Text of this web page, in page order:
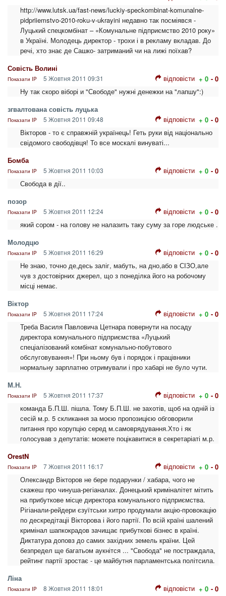
http://www.lutsk.ua/fast-news/luckiy-speckombinat-komunalne-
pidpriiemstvo-2010-roku-v-ukrayini недавно так посміявся -
Луцький спецкомбінат – «Комунальне підприємство 2010 року»
в Україні. Молодець директор - трохи і в рекламу вкладав. До
речі, хто знає де Сашко- затриманий чи на лижі поїхав?
Совість Волині
Показати IP 5 Жовтня 2011 09:31 відповісти + 0 - 0
Ну так скоро віборі и "Свободе" нужні денежки на "лапшу":)
згвалтована совість луцька
Показати IP 5 Жовтня 2011 09:48 відповісти + 0 - 0
Вікторов - то є справжній українець! Геть руки від національно
свідомого свободівця! То все москалі винуваті...
Бомба
Показати IP 5 Жовтня 2011 10:03 відповісти + 0 - 0
Свобода в дії..
позор
Показати IP 5 Жовтня 2011 12:24 відповісти + 0 - 0
який сором - на голову не налазить таку суму за горе людське .
Молодцю
Показати IP 5 Жовтня 2011 16:29 відповісти + 0 - 0
Не знаю, точно де,десь заліг, мабуть, на дно,або в СІЗО,але
чув з достовірних джерел, що з понеділка його на робочому
місці немає.
Віктор
Показати IP 5 Жовтня 2011 17:24 відповісти + 0 - 0
Треба Василя Павловича Цетнара повернути на посаду
директора комунального підприємства «Луцький
спеціалізований комбінат комунально-побутового
обслуговування»! При ньому був і порядок і працівники
нормальну зарплатню отримували і про хабарі не було чути.
М.Н.
Показати IP 5 Жовтня 2011 17:37 відповісти + 0 - 0
команда Б.П.Ш. пішла. Тому Б.П.Ш. не захотів, щоб на одній із
сесій м.р. 5 скликання за моєю пропозицією обговорили
питання про корупцію серед м.самоврядування.Хто і як
голосував з депутатів: можете поцікавитися в секретаріаті м.р.
OrestN
Показати IP 7 Жовтня 2011 16:17 відповісти + 0 - 0
Олександр Вікторов не бере подарунки / хабара, чого не
скажеш про чинуша-регіаналах. Донецький криміналітет мітить
на прибуткове місце директора комунального підприємства.
Рігіанали-рейдери єзуїтськи хитро продумали акцію-провокацію
по дескредітаціі Вікторова і його партії. По всій країні шалений
кримінал шапкокрадов зачищає прибуткові бізнес в країні.
Диктатура доповз до самих західних земель країни. Цей
безпредел ще багатьом аукнітся ... "Свобода" не постраждала,
рейтинг партії зростає - це майбутня парламентська політсила.
Ліна
Показати IP 8 Жовтня 2011 18:01 відповісти + 0 - 0